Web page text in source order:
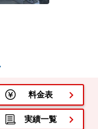
料金表
実績一覧